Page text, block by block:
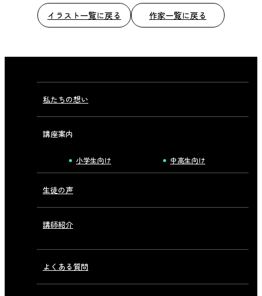
イラスト一覧に戻る 作家一覧に戻る
私たちの想い
講座案内
小学生向け 中高生向け
生徒の声
講師紹介
よくある質問